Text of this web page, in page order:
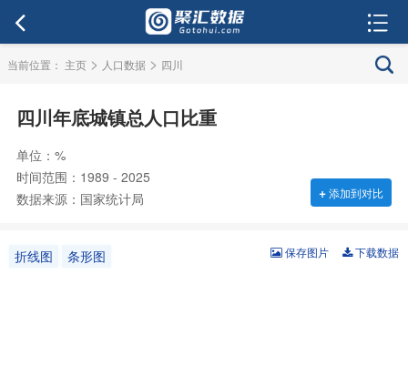
当前位置： 主页 > 人口数据 > 四川
四川年底城镇总人口比重
单位：%
时间范围：1989 - 2025
数据来源：国家统计局
+添加到对比
折线图 条形图 下载数据
保存图片